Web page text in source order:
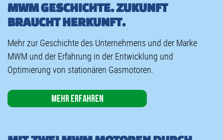
MWM GESCHICHTE. ZUKUNFT
BRAUCHT HERKUNFT.
Mehr zur Geschichte des Unternehmens und der Marke
MWM und der Erfahrung in der Entwicklung und
Optimierung von stationären Gasmotoren.
Mehr erfahren